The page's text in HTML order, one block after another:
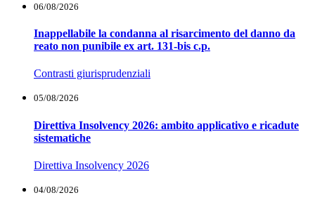
06/08/2026
Inappellabile la condanna al risarcimento del danno da
reato non punibile ex art. 131-bis c.p.
Contrasti giurisprudenziali
05/08/2026
Direttiva Insolvency 2026: ambito applicativo e ricadute
sistematiche
Direttiva Insolvency 2026
04/08/2026